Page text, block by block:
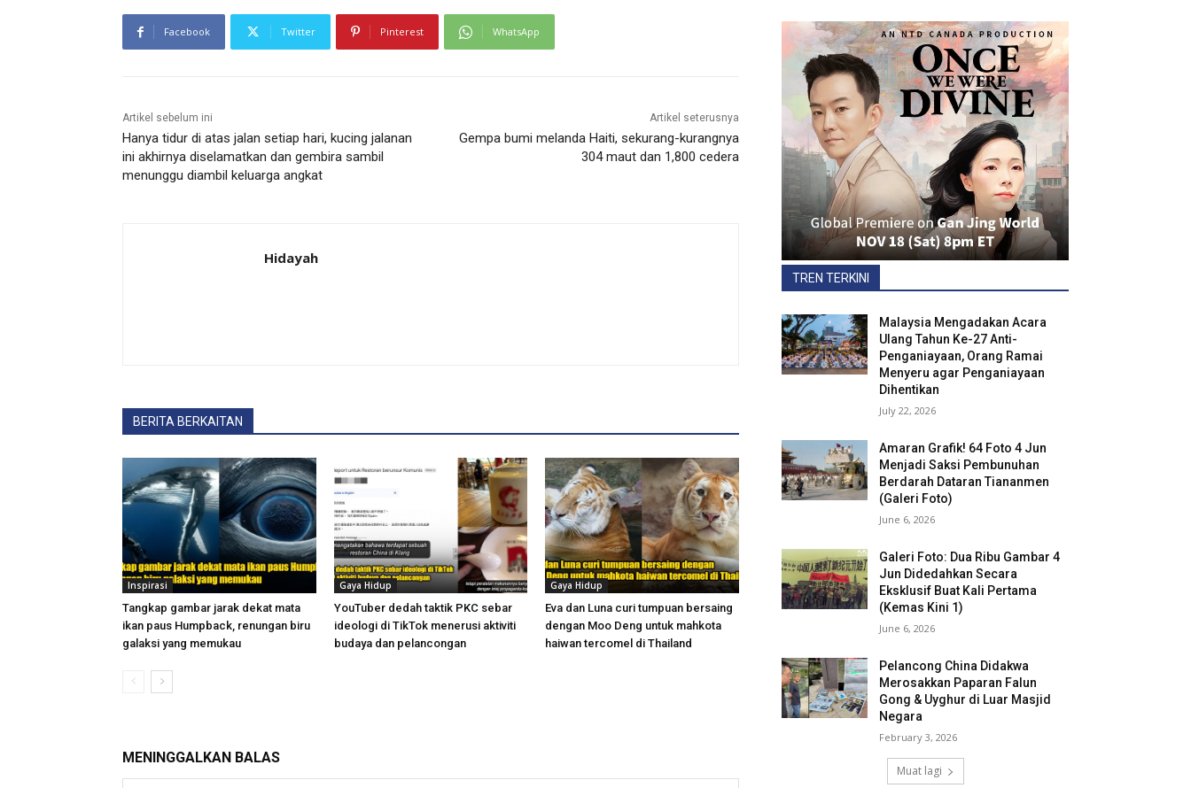
Facebook Twitter Pinterest WhatsApp
Artikel sebelum ini
Hanya tidur di atas jalan setiap hari, kucing jalanan
ini akhirnya diselamatkan dan gembira sambil
menunggu diambil keluarga angkat
Artikel seterusnya
Gempa bumi melanda Haiti, sekurang-kurangnya
304 maut dan 1,800 cedera
Hidayah
BERITA BERKAITAN
Inspirasi
Tangkap gambar jarak dekat mata
ikan paus Humpback, renungan biru
galaksi yang memukau
Gaya Hidup
YouTuber dedah taktik PKC sebar
ideologi di TikTok menerusi aktiviti
budaya dan pelancongan
Gaya Hidup
Eva dan Luna curi tumpuan bersaing
dengan Moo Deng untuk mahkota
haiwan tercomel di Thailand
MENINGGALKAN BALAS
TREN TERKINI
Malaysia Mengadakan Acara
Ulang Tahun Ke-27 Anti-
Penganiayaan, Orang Ramai
Menyeru agar Penganiayaan
Dihentikan
July 22, 2026
Amaran Grafik! 64 Foto 4 Jun
Menjadi Saksi Pembunuhan
Berdarah Dataran Tiananmen
(Galeri Foto)
June 6, 2026
Galeri Foto: Dua Ribu Gambar 4
Jun Didedahkan Secara
Eksklusif Buat Kali Pertama
(Kemas Kini 1)
June 6, 2026
Pelancong China Didakwa
Merosakkan Paparan Falun
Gong & Uyghur di Luar Masjid
Negara
February 3, 2026
Muat lagi